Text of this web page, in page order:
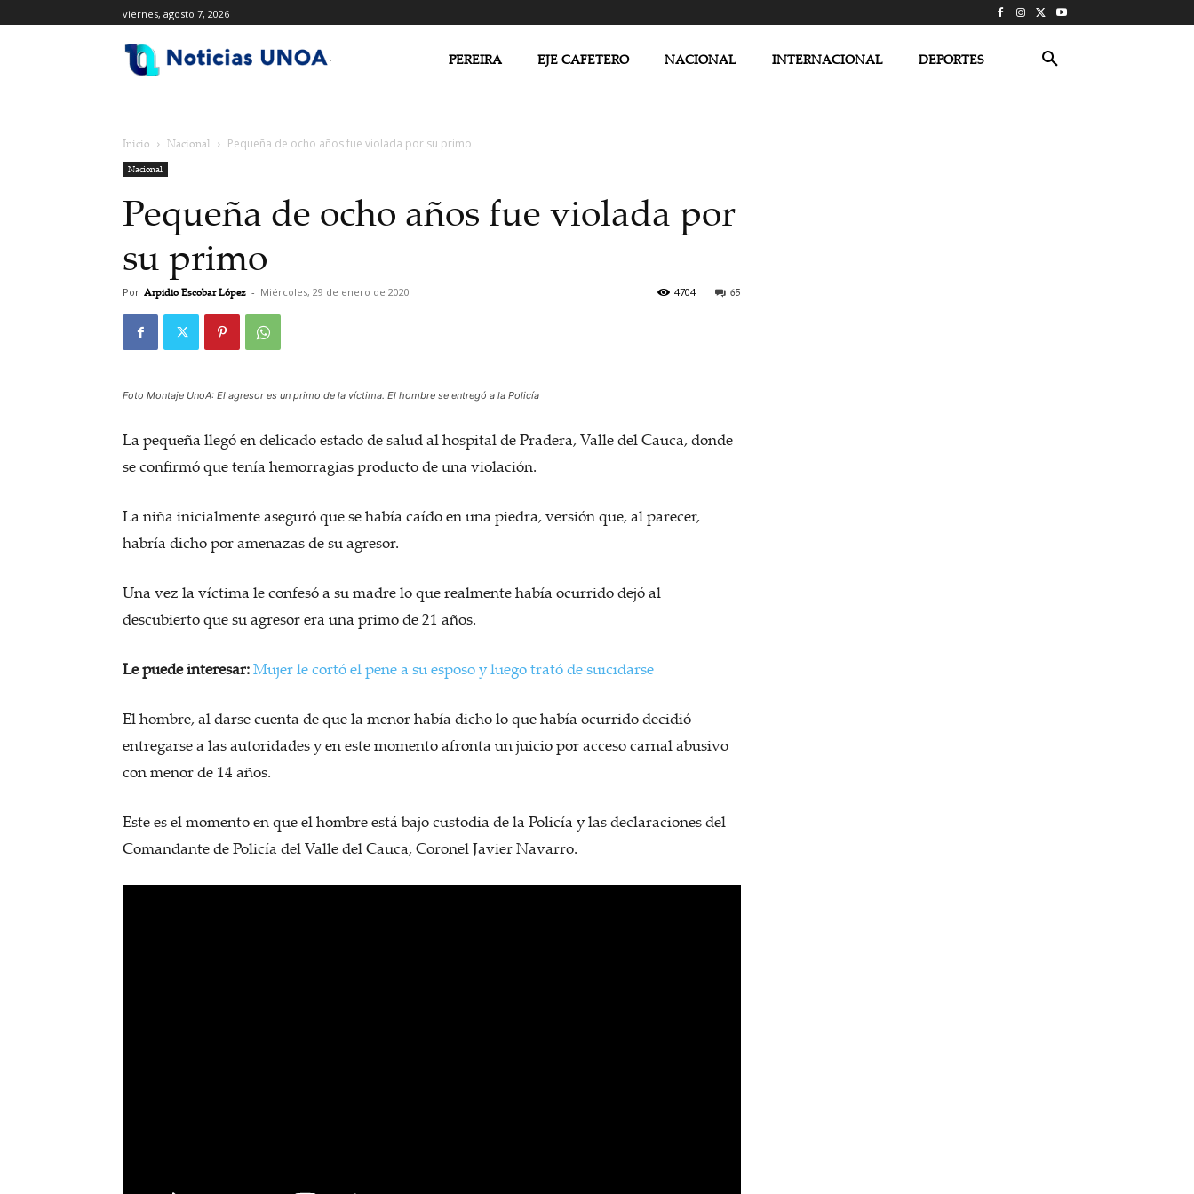
viernes, agosto 7, 2026
PEREIRA EJE CAFETERO NACIONAL INTERNACIONAL DEPORTES
Inicio Nacional Pequeña de ocho años fue violada por su primo
Nacional
Pequeña de ocho años fue violada por
su primo
Por Arpidio Escobar López - Miércoles, 29 de enero de 2020 65
4704
Foto Montaje UnoA: El agresor es un primo de la víctima. El hombre se entregó a la Policía
La pequeña llegó en delicado estado de salud al hospital de Pradera, Valle del Cauca, donde
se confirmó que tenía hemorragias producto de una violación.
La niña inicialmente aseguró que se había caído en una piedra, versión que, al parecer,
habría dicho por amenazas de su agresor.
Una vez la víctima le confesó a su madre lo que realmente había ocurrido dejó al
descubierto que su agresor era una primo de 21 años.
Le puede interesar:Mujer le cortó el pene a su esposo y luego trató de suicidarse
El hombre, al darse cuenta de que la menor había dicho lo que había ocurrido decidió
entregarse a las autoridades y en este momento afronta un juicio por acceso carnal abusivo
con menor de 14 años.
Este es el momento en que el hombre está bajo custodia de la Policía y las declaraciones del
Comandante de Policía del Valle del Cauca, Coronel Javier Navarro.